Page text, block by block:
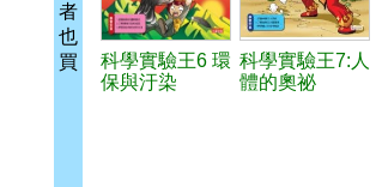
者
也
買
科學實驗王6 環
保與汙染
科學實驗王7:人
體的奧祕